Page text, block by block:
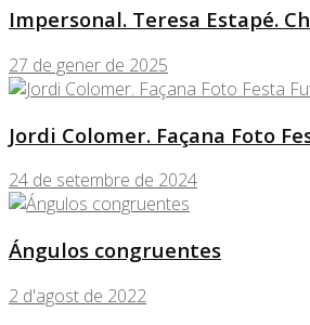
Impersonal. Teresa Estapé.
27 de gener de 2025
Jordi Colomer. Façana Foto
24 de setembre de 2024
Ángulos congruentes
2 d'agost de 2022